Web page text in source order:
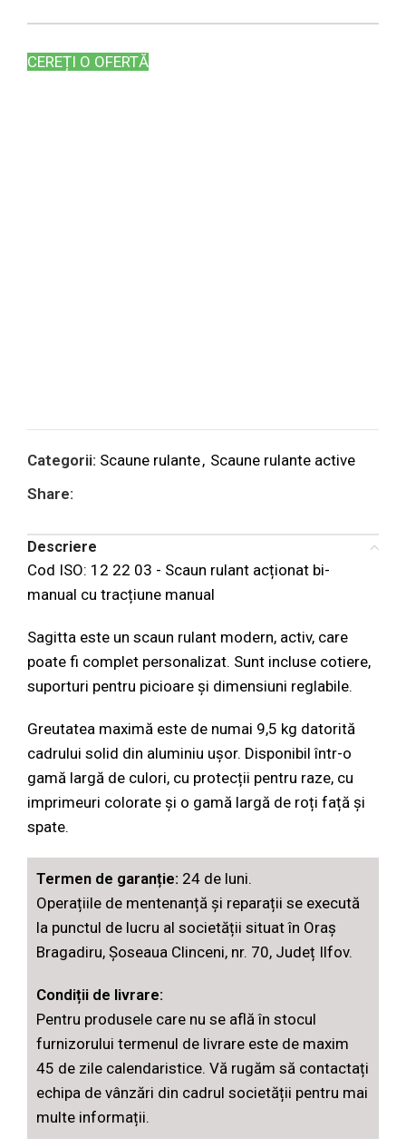
CEREȚI O OFERTĂ
Categorii: Scaune rulante, Scaune rulante active
Share:
Descriere
Cod ISO: 12 22 03 - Scaun rulant acționat bi-
manual cu tracțiune manual
Sagitta este un scaun rulant modern, activ, care
poate fi complet personalizat. Sunt incluse cotiere,
suporturi pentru picioare și dimensiuni reglabile.
Greutatea maximă este de numai 9,5 kg datorită
cadrului solid din aluminiu ușor. Disponibil într-o
gamă largă de culori, cu protecții pentru raze, cu
imprimeuri colorate și o gamă largă de roți față și
spate.
Termen de garanție: 24 de luni.
Operațiile de mentenanță și reparații se execută
la punctul de lucru al societății situat în Oraș
Bragadiru, Șoseaua Clinceni, nr. 70, Județ Ilfov.
Condiții de livrare:
Pentru produsele care nu se află în stocul
furnizorului termenul de livrare este de maxim
45 de zile calendaristice. Vă rugăm să contactați
echipa de vânzări din cadrul societății pentru mai
multe informații.